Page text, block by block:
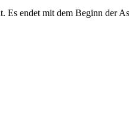
endet mit dem Beginn der